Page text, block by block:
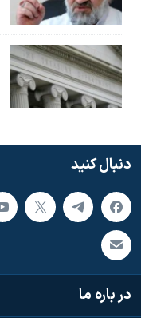
دنبال کنید
در باره ما